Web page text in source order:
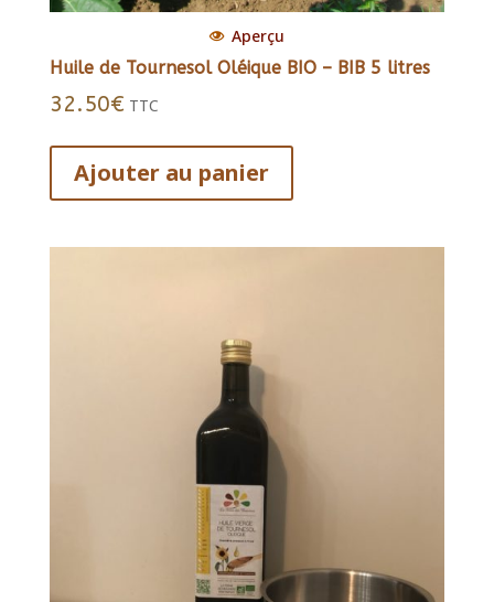
Aperçu
Huile de Tournesol Oléique BIO – BIB 5 litres
32.50€ TTC
Ajouter au panier